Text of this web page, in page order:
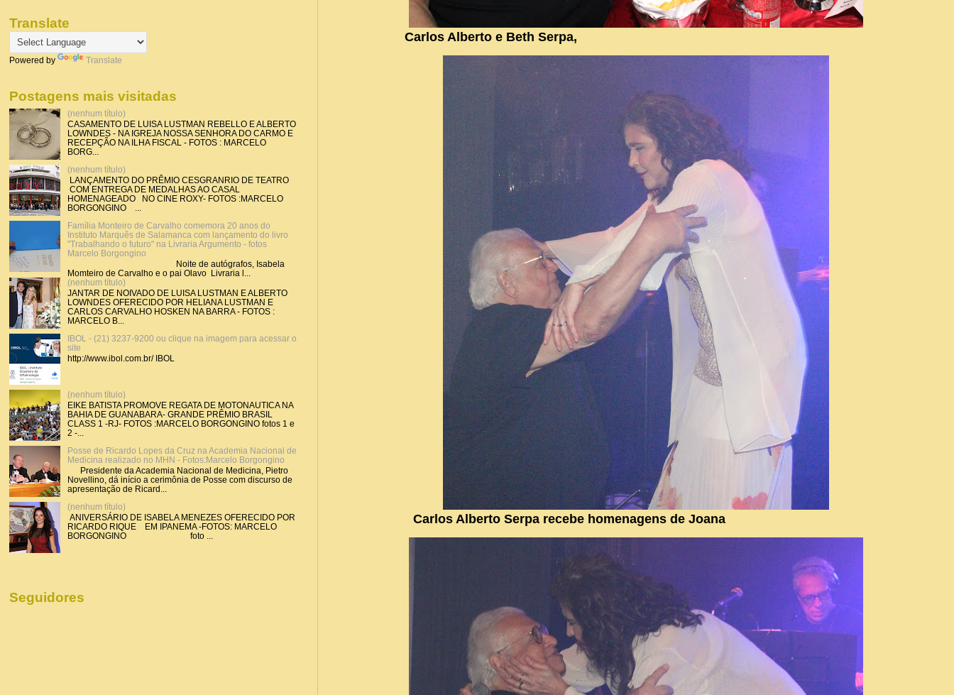
Carlos Alberto e Beth Serpa,
Carlos Alberto Serpa recebe homenagens de Joana
Translate
Powered by Translate
Postagens mais visitadas
(nenhum título)
CASAMENTO DE LUISA LUSTMAN REBELLO E ALBERTO
LOWNDES - NA IGREJA NOSSA SENHORA DO CARMO E
RECEPÇÃO NA ILHA FISCAL - FOTOS : MARCELO
BORG...
(nenhum título)
LANÇAMENTO DO PRÊMIO CESGRANRIO DE TEATRO
COM ENTREGA DE MEDALHAS AO CASAL
HOMENAGEADO NO CINE ROXY- FOTOS :MARCELO
BORGONGINO ...
Família Monteiro de Carvalho comemora 20 anos do
Instituto Marquês de Salamanca com lançamento do livro
"Trabalhando o futuro" na Livraria Argumento - fotos
Marcelo Borgongino
Noite de autógrafos, Isabela
Momteiro de Carvalho e o pai Olavo Livraria l...
(nenhum título)
JANTAR DE NOIVADO DE LUISA LUSTMAN E ALBERTO
LOWNDES OFERECIDO POR HELIANA LUSTMAN E
CARLOS CARVALHO HOSKEN NA BARRA - FOTOS :
MARCELO B...
IBOL - (21) 3237-9200 ou clique na imagem para acessar o
site
http://www.ibol.com.br/ IBOL
(nenhum título)
EIKE BATISTA PROMOVE REGATA DE MOTONAUTICA NA
BAHIA DE GUANABARA- GRANDE PRÊMIO BRASIL
CLASS 1 -RJ- FOTOS :MARCELO BORGONGINO fotos 1 e
2 -...
Posse de Ricardo Lopes da Cruz na Academia Nacional de
Medicina realizado no MHN - Fotos:Marcelo Borgongino
Presidente da Academia Nacional de Medicina, Pietro
Novellino, dá início a cerimônia de Posse com discurso de
apresentação de Ricard...
(nenhum título)
ANIVERSÁRIO DE ISABELA MENEZES OFERECIDO POR
RICARDO RIQUE EM IPANEMA -FOTOS: MARCELO
BORGONGINO foto ...
Seguidores